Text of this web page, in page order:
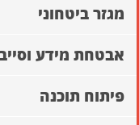
מגזר ביטחוני
אבטחת מידע
פיתוח תוכנה